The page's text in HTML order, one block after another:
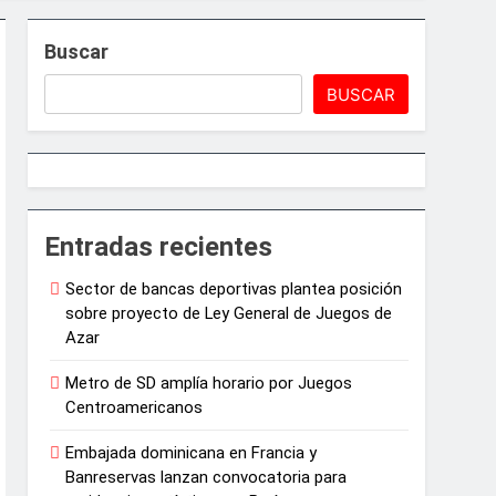
agrícola de la provincia
política
tras la muerte de su madre
Buscar
BUSCAR
Entradas recientes
Sector de bancas deportivas plantea posición
sobre proyecto de Ley General de Juegos de
Azar
Metro de SD amplía horario por Juegos
Centroamericanos
Embajada dominicana en Francia y
Banreservas lanzan convocatoria para